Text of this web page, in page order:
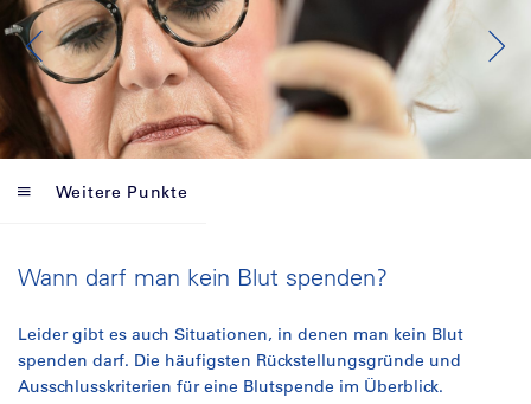
Weitere Punkte
Wann darf man kein Blut spenden?
Leider gibt es auch Situationen, in denen man kein Blut
spenden darf. Die häufigsten Rückstellungsgründe und
Ausschlusskriterien für eine Blutspende im Überblick.